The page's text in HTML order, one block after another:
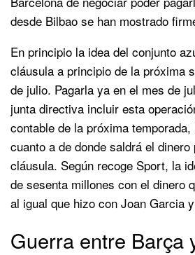
desde Bilbao se han mostrado
En principio la idea del conjunto
cláusula a principio de la próxima
de julio. Pagarla ya en el mes de
junta directiva incluir esta
contable de la próxima
cuanto a de donde saldrá el
cláusula. Según recoge Sport, la
de sesenta millones con el dinero
al igual que hizo con Joan Garcia
Guerra entre Barça